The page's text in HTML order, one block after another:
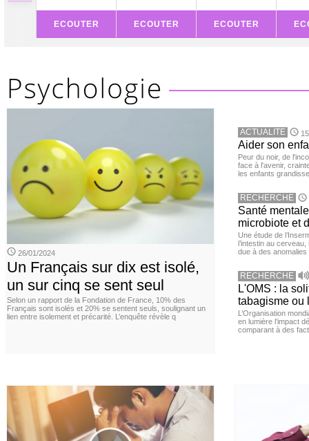
ECOUTER ECOUTER ECOUTER
26/01/2024
Un Français sur dix est isolé,
un sur cinq se sent seul
Selon un rapport de la Fondation de France, 10% des
Français sont isolés et 20% se sentent seuls, soulignant un
lien entre isolement et précarité. L’enquête révèle q
ACTUALITE
Aider son
Peur du noir, de
face à l'avenir,
les enfants
RECHERCHE
Santé
microbiote et
Une étude de
l’intestin au
due à des
RECHERCHE
L'OMS : la
tabagisme ou
L’Organisation
en lumière l’impact
comparant à des